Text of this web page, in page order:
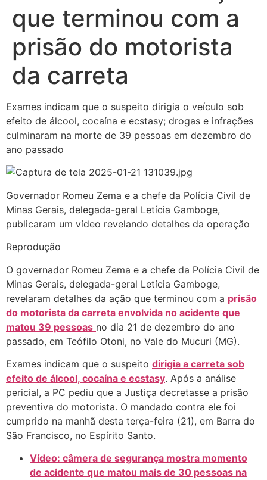
que terminou com a
prisão do motorista
da carreta
Exames indicam que o suspeito dirigia o veículo sob
efeito de álcool, cocaína e ecstasy; drogas e infrações
culminaram na morte de 39 pessoas em dezembro do
ano passado
Governador Romeu Zema e a chefe da Polícia Civil de
Minas Gerais, delegada-geral Letícia Gamboge,
publicaram um vídeo revelando detalhes da operação
Reprodução
O governador Romeu Zema e a chefe da Polícia Civil de
Minas Gerais, delegada-geral Letícia Gamboge,
revelaram detalhes da ação que terminou com a prisão
do motorista da carreta envolvida no acidente que
matou 39 pessoas no dia 21 de dezembro do ano
passado, em Teófilo Otoni, no Vale do Mucuri (MG).
Exames indicam que o suspeito dirigia a carreta sob
efeito de álcool, cocaína e ecstasy. Após a análise
pericial, a PC pediu que a Justiça decretasse a prisão
preventiva do motorista. O mandado contra ele foi
cumprido na manhã desta terça-feira (21), em Barra do
São Francisco, no Espírito Santo.
Vídeo: câmera de segurança mostra momento
de acidente que matou mais de 30 pessoas na